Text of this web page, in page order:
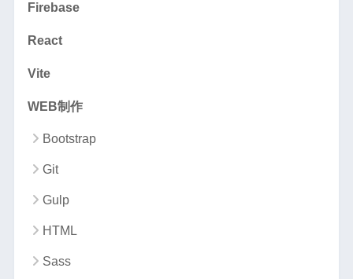
Firebase
React
Vite
WEB制作
Bootstrap
Git
Gulp
HTML
Sass